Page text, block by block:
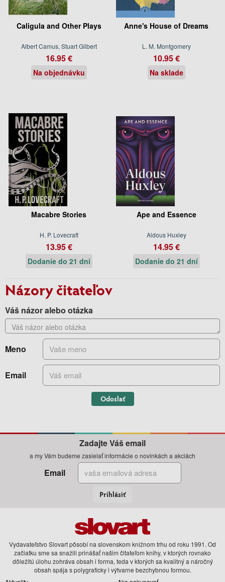
Caligula and Other Plays
Albert Camus, Stuart Gilbert
16.95 €
Na objednávku
Anne's House of Dreams
L. M. Montgomery
10.95 €
Na sklade
Macabre Stories
H. P. Lovecraft
13.95 €
Dodanie do 21 dní
Ape and Essence
Aldous Huxley
14.95 €
Dodanie do 21 dní
Názory čitateľov
Váš názor alebo otázka
Meno
Email
Odoslať
Zadajte Váš email
a my Vám budeme zasielať informácie o novinkách a akciách
Email
Prihlásiť
Vydavateľstvo Slovart pôsobí na slovenskom knižnom trhu od roku 1991. Od
začiatku sme sa snažili prinášať našim čitateľom knihy, v ktorých rovnako
dôležitú úlohu zohráva obsah i forma, teda v ktorých sa kvalitný a náročný
obsah spája s polygraficky i výtvarne bezchybnou formou.